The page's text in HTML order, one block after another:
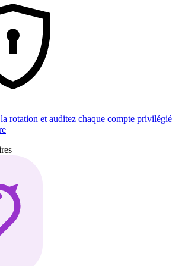
rotation et auditez chaque compte privilégié